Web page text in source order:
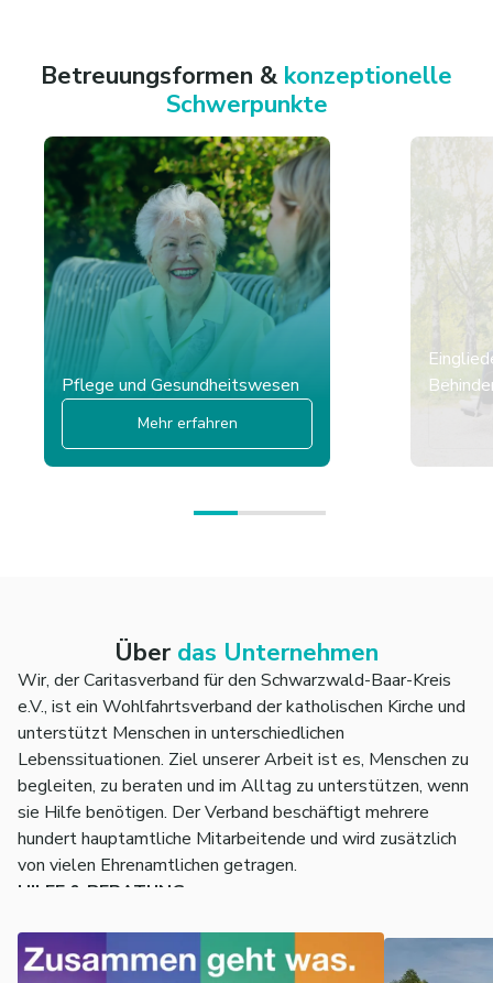
Betreuungsformen & konzeptionelle
Schwerpunkte
Pflege und Gesundheitswesen
Mehr erfahren
Über das Unternehmen
Wir, der Caritasverband für den Schwarzwald-Baar-Kreis
e.V., ist ein Wohlfahrtsverband der katholischen Kirche und
unterstützt Menschen in unterschiedlichen
Lebenssituationen. Ziel unserer Arbeit ist es, Menschen zu
begleiten, zu beraten und im Alltag zu unterstützen, wenn
sie Hilfe benötigen. Der Verband beschäftigt mehrere
hundert hauptamtliche Mitarbeitende und wird zusätzlich
von vielen Ehrenamtlichen getragen.
HILFE & BERATUNG
beraten Fachkräfte Menschen bei sozialen, finanziellen
oder persönlichen Problemen. Dazu gehören unter anderem